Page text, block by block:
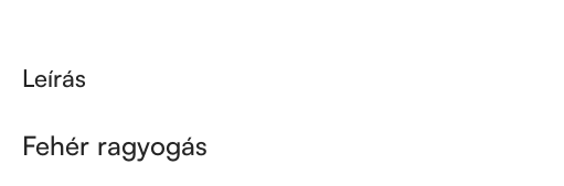
Leírás
Fehér ragyogás